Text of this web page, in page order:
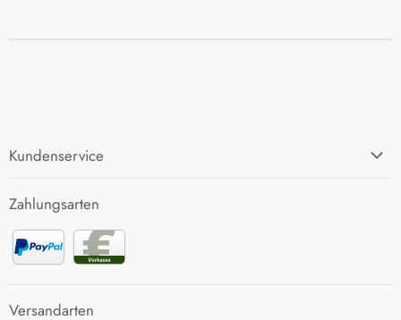
Kundenservice
Zahlung und Versand
Rücksendung
Kontakt
Zahlungsarten
Versandarten